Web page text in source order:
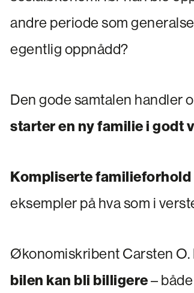
andre periode som
egentlig oppnådd?
Den gode samtalen handler
starter en ny familie i godt
Kompliserte familieforhold
eksempler på hva som i
Økonomiskribent Carsten O.
bilen kan bli billigere–